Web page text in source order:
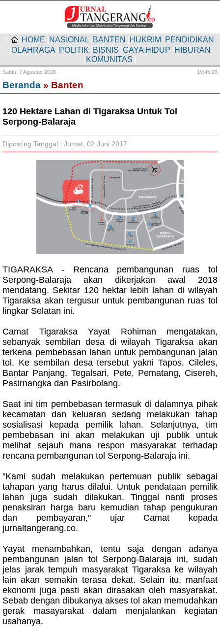
HOME NASIONAL BANTEN HUKRIM PENDIDIKAN
OLAHRAGA POLITIK BISNIS GAYA HIDUP HIBURAN
KOMUNITAS
Sabtu, 7 Agustus 2026 19:45:03
Beranda » Banten
120 Hektare Lahan di Tigaraksa Untuk Tol
Serpong-Balaraja
Diposting Tanggal : Jumat, 02 Juni 2017
TIGARAKSA - Rencana pembangunan ruas tol
Serpong-Balaraja akan dikerjakan awal 2018
mendatang. Sekitar 120 hektar lebih lahan di wilayah
Tigaraksa akan tergusur untuk pembangunan ruas tol
lingkar Selatan ini.
Camat Tigaraksa Yayat Rohiman mengatakan,
sebanyak sembilan desa di wilayah Tigaraksa akan
terkena pembebasan lahan untuk pembangunan jalan
tol. Ke sembilan desa tersebut yakni Tapos, Cileles,
Bantar Panjang, Tegalsari, Pete, Pematang, Cisereh,
Pasirnangka dan Pasirbolang.
Saat ini tim pembebasan termasuk di dalamnya pihak
kecamatan dan keluaran sedang melakukan tahap
sosialisasi kepada pemilik lahan. Selanjutnya, tim
pembebasan ini akan melakukan uji publik untuk
melihat sejauh mana respon masyarakat terhadap
rencana pembangunan tol Serpong-Balaraja ini.
"Kami sudah melakukan pertemuan publik sebagai
tahapan yang harus dilalui. Untuk pendataan pemilik
lahan juga sudah dilakukan. Tinggal nanti proses
penaksiran harga baru kemudian tahap pengukuran
dan pembayaran," ujar Camat kepada
jurnaltangerang.co.
Yayat menambahkan, tentu saja dengan adanya
pembangunan jalan tol Serpong-Balaraja ini, sudah
jelas jarak tempuh masyarakat Tigaraksa ke wilayah
lain akan semakin terasa dekat. Selain itu, manfaat
ekonomi juga pasti akan dirasakan oleh masyarakat.
Sebab dengan dibukanya akses tol akan memudahkan
gerak masayarakat dalam menjalankan kegiatan
usahanya.